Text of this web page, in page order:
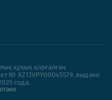
құқық қорғалған.
№ KZ13VPY00045579, выдано
года.